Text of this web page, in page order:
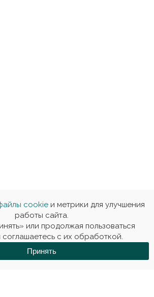
сookieи метрики для улучшения
работы сайта.
или продолжая пользоваться
соглашаетесь с их обработкой.
Принять